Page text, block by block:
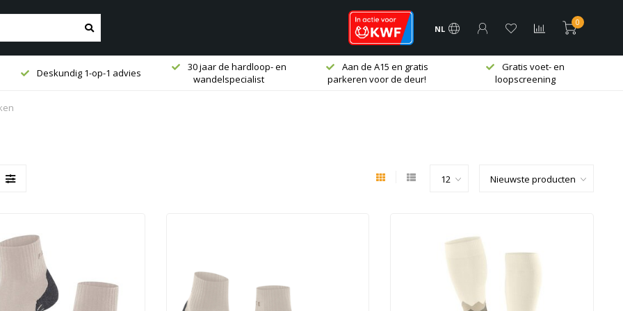
NL
0
Deskundig 1-op-1 advies
30 jaar de hardloop- en
wandelspecialist
Aan de A15 en gratis
parkeren voor de deur!
Gratis voet- en
loopscreening